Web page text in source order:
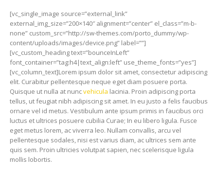
[vc_single_image source=”external_link”
external_img_size=”200×140″ alignment=”center” el_class=”m-b-
none” custom_src=”http://sw-themes.com/porto_dummy/wp-
content/uploads/images/device.png” label=””]
[vc_custom_heading text=”bounceInLeft”
font_container=”tag:h4|text_align:left” use_theme_fonts=”yes”]
[vc_column_text]Lorem ipsum dolor sit amet, consectetur adipiscing
elit. Curabitur pellentesque neque eget diam posuere porta.
Quisque ut nulla at nuncvehicula lacinia. Proin adipiscing porta
tellus, ut feugiat nibh adipiscing sit amet. In eu justo a felis faucibus
ornare vel id metus. Vestibulum ante ipsum primis in faucibus orci
luctus et ultrices posuere cubilia Curae; In eu libero ligula. Fusce
eget metus lorem, ac viverra leo. Nullam convallis, arcu vel
pellentesque sodales, nisi est varius diam, ac ultrices sem ante
quis sem. Proin ultricies volutpat sapien, nec scelerisque ligula
mollis lobortis.